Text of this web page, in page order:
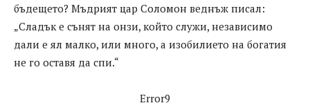
бъдещето? Мъдрият цар Соломон веднъж писал:
„Сладък е сънят на онзи, който служи, независимо
дали е ял малко, или много, а изобилието на богатия
не го оставя да спи.“
Error9